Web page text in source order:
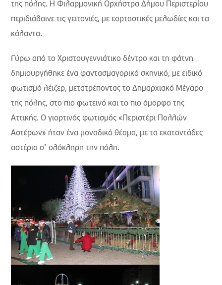
της πόλης. Η Φιλαρμονική Ορχήστρα Δήμου Περιστερίου
περιδιάβαινε τις γειτονιές, με εορταστικές μελωδίες και τα
κάλαντα.
Γύρω από το Χριστουγεννιάτικο δέντρο και τη φάτνη
δημιουργήθηκε ένα φαντασμαγορικό σκηνικό, με ειδικό
φωτισμό λέιζερ, μετατρέποντας το Δημαρχιακό Μέγαρο
της πόλης, στο πιο φωτεινό και το πιο όμορφο της
Αττικής. Ο γιορτινός φωτισμός «Περιστέρι Πολλών
Αστέρων» ήταν ένα μοναδικό θέαμα, με τα εκατοντάδες
αστέρια σ’ ολόκληρη την πόλη.